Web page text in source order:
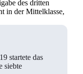
des dritten
in der Mittelklasse,
startete das
siebte